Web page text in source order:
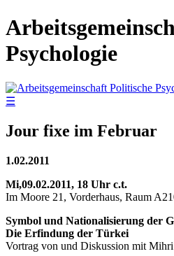
Psychologie
☰
Jour fixe im Februar
1.02.2011
Mi,09.02.2011, 18 Uhr c.t.
Im Moore 21, Vorderhaus, Raum
Symbol und Nationalisierung der
Die Erfindung der Türkei
Vortrag von und Diskussion mit